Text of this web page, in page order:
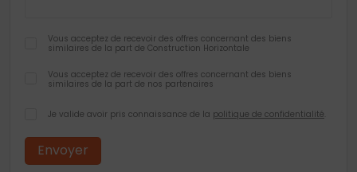
Vous acceptez de recevoir des offres concernant des biens
similaires de la part de Construction Horizontale
Vous acceptez de recevoir des offres concernant des biens
similaires de la part de nos partenaires
Je valide avoir pris connaissance de la politique de confidentialité